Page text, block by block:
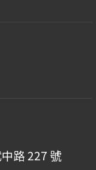
路 227 號